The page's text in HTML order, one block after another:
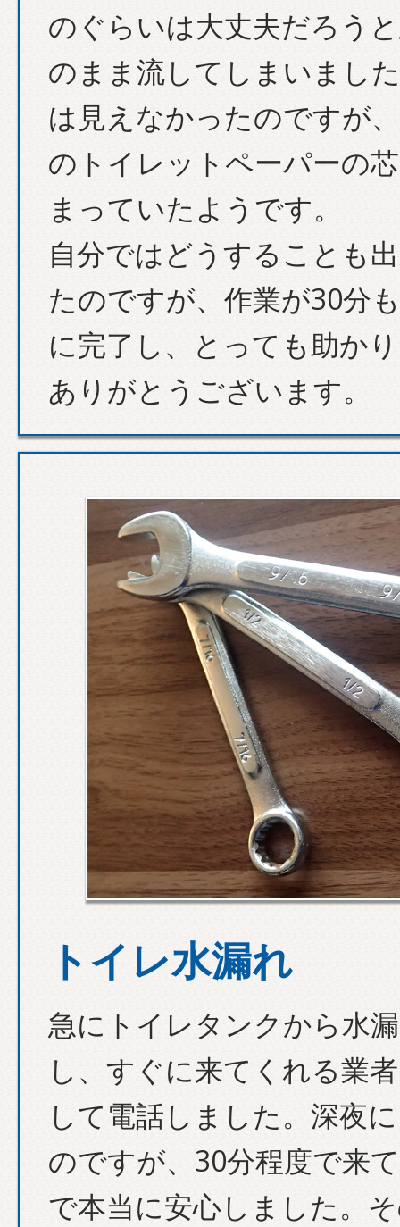
のぐらいは大丈夫だろう
のまま流してしまいまし
は見えなかったのですが
のトイレットペーパーの
まっていたようです。
自分ではどうすることも
たのですが、作業が30分
に完了し、とっても助か
ありがとうございます。
トイレ水漏れ
急にトイレタンクから水
し、すぐに来てくれる業
して電話しました。深夜
のですが、30分程度で来
で本当に安心しました。